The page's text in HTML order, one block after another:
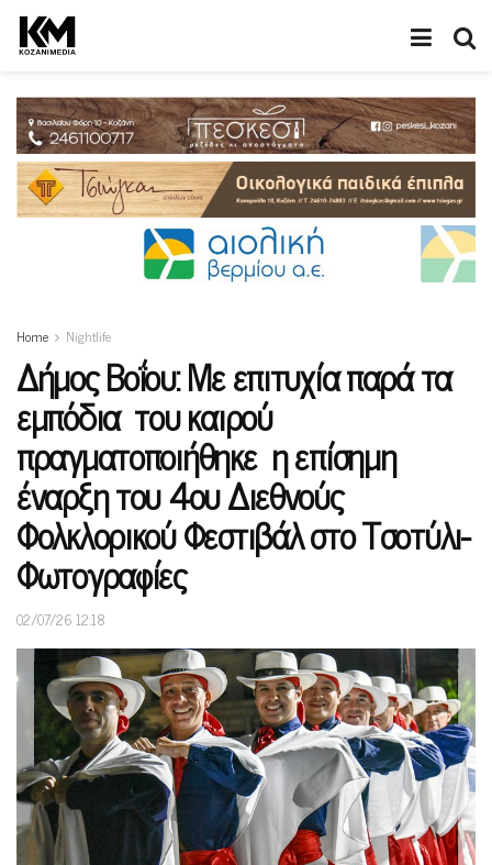
Home Nightlife
Δήμος Βοΐου: Με επιτυχία παρά τα
εμπόδια του καιρού
πραγματοποιήθηκε η επίσημη
έναρξη του 4ου Διεθνούς
Φολκλορικού Φεστιβάλ στο Τσοτύλι-
Φωτογραφίες
02/07/26 12:18